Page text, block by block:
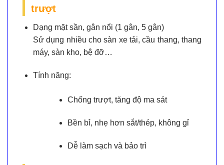
trượt
Dạng mặt sần, gân nổi (1 gân, 5 gân)
Sử dụng nhiều cho sàn xe tải, cầu thang, thang
máy, sàn kho, bệ đỡ…
Tính năng:
Chống trượt, tăng độ ma sát
Bền bỉ, nhẹ hơn sắt/thép, không gỉ
Dễ làm sạch và bảo trì